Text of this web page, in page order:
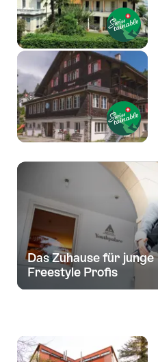
Das Zuhause für junge
Freestyle Profis